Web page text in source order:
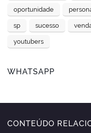
oportunidade
sp sucesso
youtubers
WHATSAPP
CONTEÚDO